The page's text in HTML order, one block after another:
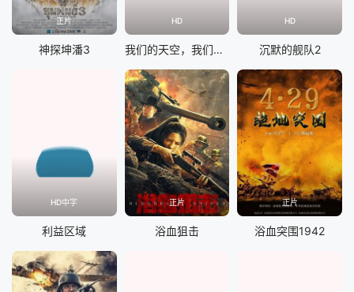
正片
神探坤潘3
HD
我们的天空，我们的河
HD
沉默的舰队2
HD中字
利益区域
正片
浴血狙击
正片
浴血突围1942